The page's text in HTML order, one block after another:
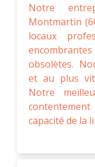
Notre
Montmartin
locaux
obsolètes.
et au plus
Notre
capacité de la